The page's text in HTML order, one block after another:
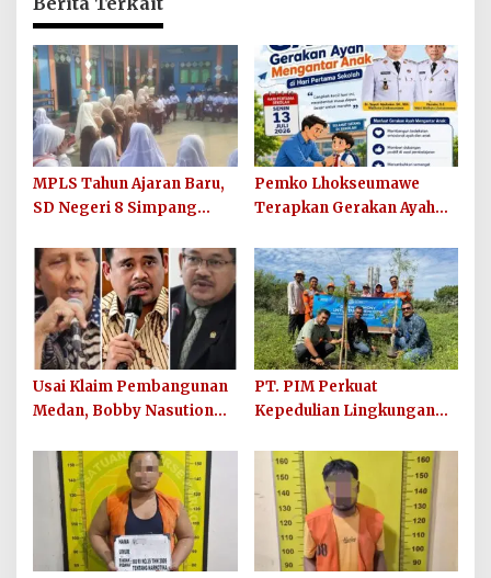
MPLS Tahun Ajaran Baru,
SD Negeri 8 Simpang
Sekolah Berkualitas dan
Berkarakter
Pemko Lhokseumawe
Terapkan Gerakan Ayah
Sekolah
Usai Klaim Pembangunan
Medan, Bobby Nasution
Bukan Sekadar Narasi
Politik
PT. PIM Perkuat
Kepedulian Lingkungan
Penguatan Ekosistem